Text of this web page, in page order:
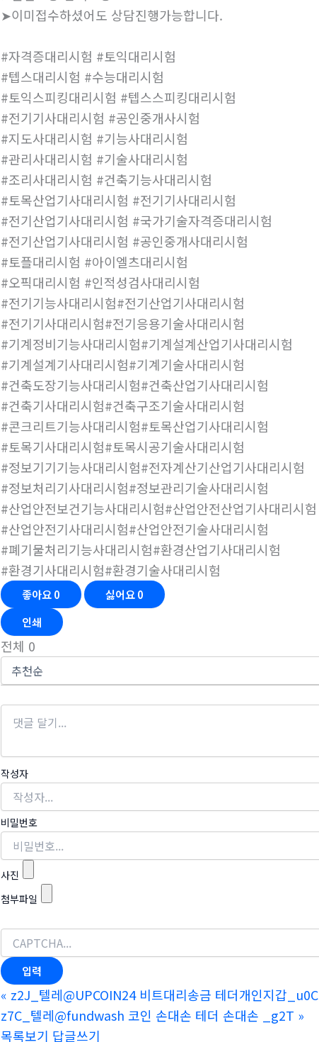
➤이미접수하셨어도 상담진행가능합니다.
#자격증대리시험 #토익대리시험
#텝스대리시험 #수능대리시험
#토익스피킹대리시험 #텝스스피킹대리시험
#전기기사대리시험 #공인중개사시험
#지도사대리시험 #기능사대리시험
#관리사대리시험 #기술사대리시험
#조리사대리시험 #건축기능사대리시험
#토목산업기사대리시험 #전기기사대리시험
#전기산업기사대리시험 #국가기술자격증대리시험
#전기산업기사대리시험 #공인중개사대리시험
#토플대리시험 #아이엘츠대리시험
#오픽대리시험 #인적성검사대리시험
#전기기능사대리시험#전기산업기사대리시험
#전기기사대리시험#전기응용기술사대리시험
#기계정비기능사대리시험#기계설계산업기사대리시험
#기계설계기사대리시험#기계기술사대리시험
#건축도장기능사대리시험#건축산업기사대리시험
#건축기사대리시험#건축구조기술사대리시험
#콘크리트기능사대리시험#토목산업기사대리시험
#토목기사대리시험#토목시공기술사대리시험
#정보기기기능사대리시험#전자계산기산업기사대리시험
#정보처리기사대리시험#정보관리기술사대리시험
#산업안전보건기능사대리시험#산업안전산업기사대리시험
#산업안전기사대리시험#산업안전기술사대리시험
#폐기물처리기능사대리시험#환경산업기사대리시험
#환경기사대리시험#환경기술사대리시험
좋아요0 싫어요0
인쇄
전체 0
작성자
비밀번호
사진
첨부파일
« z2J_텔레@UPCOIN24 비트대리송금 테더개인지갑_u0C
z7C_텔레@fundwash 코인 손대손 테더 손대손 _g2T »
목록보기 답글쓰기